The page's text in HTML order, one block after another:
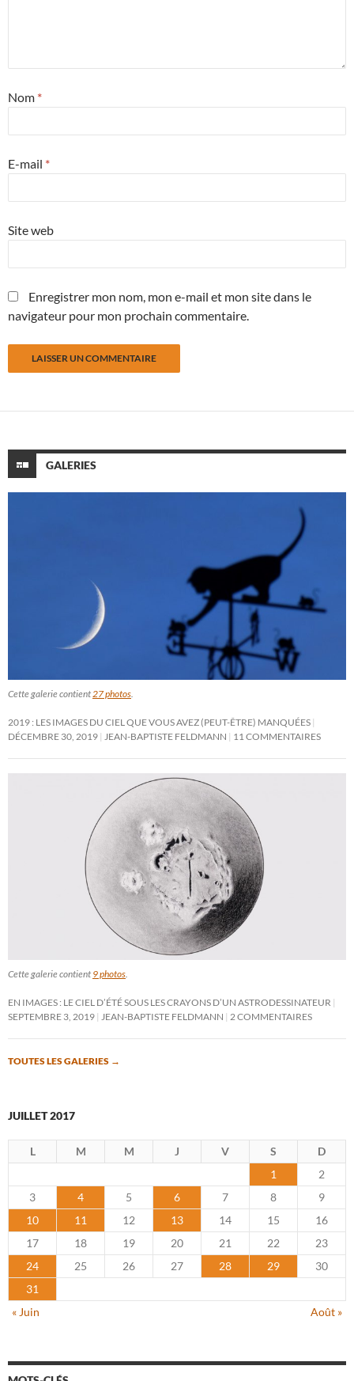
Nom *
E-mail *
Site web
Enregistrer mon nom, mon e-mail et mon site dans le
navigateur pour mon prochain commentaire.
GALERIES
Cette galerie contient 27 photos
2019 : LES IMAGES DU CIEL QUE VOUS AVEZ (PEUT-ÊTRE) MANQUÉES
DÉCEMBRE 30, 2019
JEAN-BAPTISTE FELDMANN 11 COMMENTAIRES
Cette galerie contient 9 photos.
EN IMAGES : LE CIEL D’ÉTÉ SOUS LES CRAYONS D’UN ASTRODESSINATEUR
SEPTEMBRE 3, 2019 JEAN-BAPTISTE FELDMANN 2 COMMENTAIRES
TOUTES LES GALERIES →
JUILLET 2017
L M M J V S
D
1
2
3
4 5 6 7 8
9
10
11 12 13 14 15
16
17
18 19 20 21 22
23
24
25 26 27 28 29
30
31
« Juin
Août »